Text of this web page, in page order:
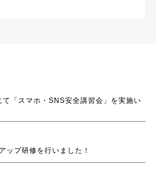
「スマホ・SNS安全講習会」を実施い
ップ研修を行いました！